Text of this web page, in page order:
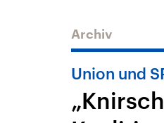
Landtagswahl Sachsen-
Anhalt 2026
Archiv
Union und